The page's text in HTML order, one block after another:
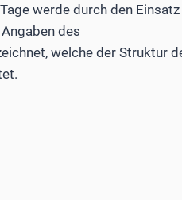
werde durch den
des
welche der Struktur